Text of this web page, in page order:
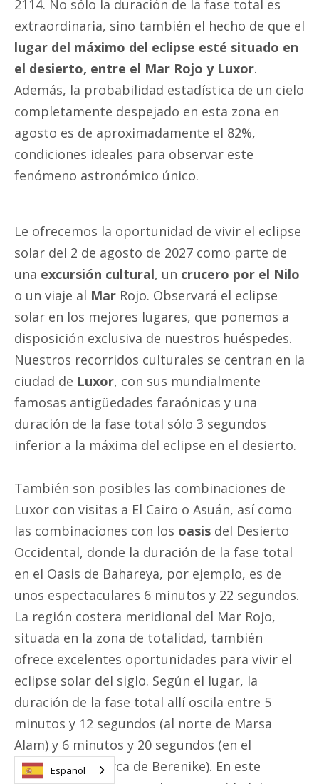
2114. No sólo la duración de la fase total es
extraordinaria, sino también el hecho de que el
lugar del máximo del eclipse esté situado en
el desierto, entre el Mar Rojo y Luxor.
Además, la probabilidad estadística de un cielo
completamente despejado en esta zona en
agosto es de aproximadamente el 82%,
condiciones ideales para observar este
fenómeno astronómico único.
Le ofrecemos la oportunidad de vivir el eclipse
solar del 2 de agosto de 2027 como parte de
una excursión cultural, un crucero por el Nilo
o un viaje al Mar Rojo. Observará el eclipse
solar en los mejores lugares, que ponemos a
disposición exclusiva de nuestros huéspedes.
Nuestros recorridos culturales se centran en la
ciudad de Luxor, con sus mundialmente
famosas antigüedades faraónicas y una
duración de la fase total sólo 3 segundos
inferior a la máxima del eclipse en el desierto.
También son posibles las combinaciones de
Luxor con visitas a El Cairo o Asuán, así como
las combinaciones con los oasis del Desierto
Occidental, donde la duración de la fase total
en el Oasis de Bahareya, por ejemplo, es de
unos espectaculares 6 minutos y 22 segundos.
La región costera meridional del Mar Rojo,
situada en la zona de totalidad, también
ofrece excelentes oportunidades para vivir el
eclipse solar del siglo. Según el lugar, la
duración de la fase total allí oscila entre 5
minutos y 12 segundos (al norte de Marsa
Alam) y 6 minutos y 20 segundos (en el
extremo sur, cerca de Berenike). En este
Español